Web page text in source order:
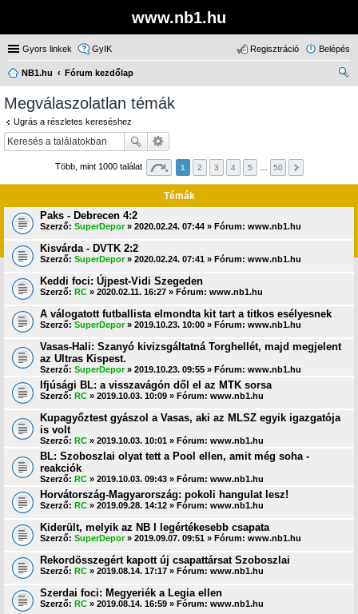
www.nb1.hu
Gyors linkek GyIK Belépés
Regisztráció
NB1.hu
Fórum kezdőlap
Megválaszolatlan témák
Ugrás a részletes kereséshez
Több, mint 1000 találat 1 2 3 4 5 50
Témák
Paks - Debrecen 4:2
Szerző: SuperDepor» 2020.02.24. 07:44 » Fórum: www.nb1.hu
Kisvárda - DVTK 2:2
Szerző: SuperDepor» 2020.02.24. 07:41 » Fórum: www.nb1.hu
Keddi foci: Újpest-Vidi Szegeden
Szerző: RC » 2020.02.11. 16:27 » Fórum: www.nb1.hu
A válogatott futballista elmondta kit tart a titkos esélyesnek
Szerző: SuperDepor» 2019.10.23. 10:00 » Fórum: www.nb1.hu
Vasas-Hali: Szanyó kivizsgáltatná Torghellét, majd megjelent
az Ultras Kispest.
Szerző: SuperDepor» 2019.10.23. 09:55 » Fórum: www.nb1.hu
Ifjúsági BL: a visszavágón dől el az MTK sorsa
Szerző: RC » 2019.10.03. 10:09 » Fórum: www.nb1.hu
Kupagyőztest gyászol a Vasas, aki az MLSZ egyik igazgatója
is volt
Szerző: RC » 2019.10.03. 10:01 » Fórum: www.nb1.hu
BL: Szoboszlai olyat tett a Pool ellen, amit még soha -
reakciók
Szerző: RC » 2019.10.03. 09:43 » Fórum: www.nb1.hu
Horvátország-Magyarország: pokoli hangulat lesz!
Szerző: RC » 2019.09.28. 14:12 » Fórum: www.nb1.hu
Kiderült, melyik az NB I legértékesebb csapata
Szerző: SuperDepor» 2019.09.07. 09:51 » Fórum: www.nb1.hu
Rekordösszegért kapott új csapattársat Szoboszlai
Szerző: RC » 2019.08.14. 17:17 » Fórum: www.nb1.hu
Szerdai foci: Megyeriék a Legia ellen
Szerző: RC » 2019.08.14. 16:59 » Fórum: www.nb1.hu